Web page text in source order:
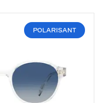
POLARISANT